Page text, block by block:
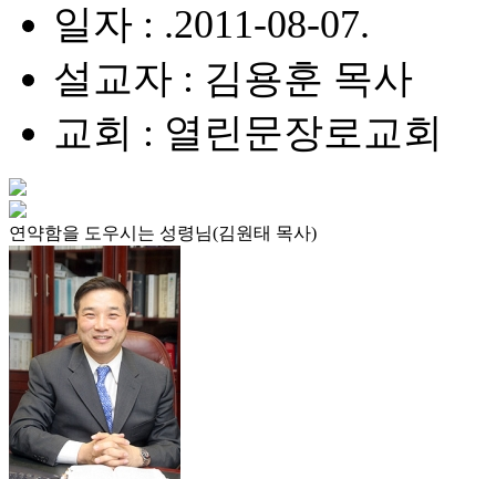
일자 : .2011-08-07.
설교자 : 김용훈 목사
교회 : 열린문장로교회
연약함을 도우시는 성령님(김원태 목사)